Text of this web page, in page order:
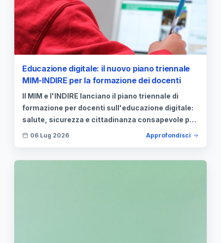
Educazione digitale: il nuovo piano triennale
MIM-INDIRE per la formazione dei docenti
Il MIM e l'INDIRE lanciano il piano triennale di
formazione per docenti sull'educazione digitale:
salute, sicurezza e cittadinanza consapevole per
i giovani.
06 Lug 2026 Approfondisci